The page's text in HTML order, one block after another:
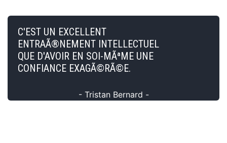
C'EST UN EXCELLENT
ENTRAÃ®NEMENT INTELLECTUEL
QUE D'AVOIR EN SOI-MÃªME UNE
CONFIANCE EXAGÃ©RÃ©E.
- Tristan Bernard -